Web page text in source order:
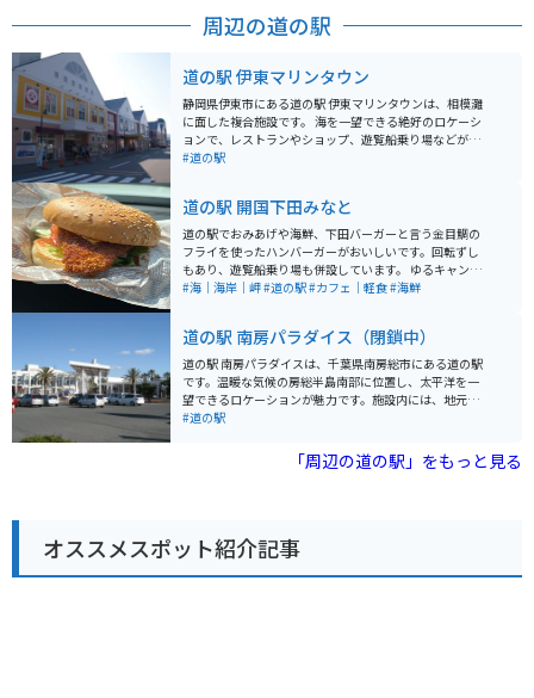
周辺の道の駅
道の駅 伊東マリンタウン
静岡県伊東市にある道の駅 伊東マリンタウンは、相模灘
に面した複合施設です。 海を一望できる絶好のロケーシ
ョンで、レストランやショップ、遊覧船乗り場などが併
設されています。 新鮮な海の幸を味わえる飲食店や、地
を眺めることができます。 バイクで訪れる場合は、道の
駅に隣接する無料駐車場が利用できます。 周辺には、城
ヶ崎海岸や大室山など、風光明媚な観光スポットも点在
しており、ツーリングの拠点としても最適です。 伊東マ
リンタウンは、海と山の幸を満喫できる、魅力的な観光
#道の駅
道の駅 開国下田みなと
道の駅でおみあげや海鮮、下田バーガーと言う金目鯛の
フライを使ったハンバーガーがおいしいです。回転ずし
もあり、遊覧船乗り場も併設しています。 ゆるキャン△
でもリンちゃんが寄っていて有名になりました。 駐車場
#海｜海岸｜岬#道の駅#カフェ｜軽食#海鮮
道の駅 南房パラダイス（閉鎖中）
道の駅 南房パラダイスは、千葉県南房総市にある道の駅
です。温暖な気候の房総半島南部に位置し、太平洋を一
望できるロケーションが魅力です。施設内には、地元産
の新鮮な魚介類を販売する市場や、房総半島の特産品を
訪れる際は、道の駅に隣接する駐車場を利用できます。
周辺には、海岸線沿いの絶景ロードが続くため、ツーリ
産品は、枇杷やミカンなどの柑橘類、そして新鮮な海の
幸です。道の駅でも購入できるので、旅の思い出にいか
がでしょうか。
#道の駅
「周辺の道の駅」をもっと見る
オススメスポット紹介記事